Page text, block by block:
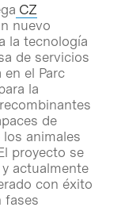
CZ
nuevo
la tecnología
de servicios
el Parc
la
de
animales
proyecto se
actualmente
con éxito
fases